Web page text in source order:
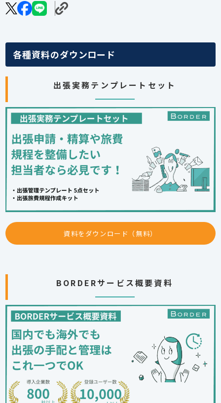
各種資料のダウンロード
出張実務テンプレートセット
資料をダウンロード（無料）
BORDERサービス概要資料